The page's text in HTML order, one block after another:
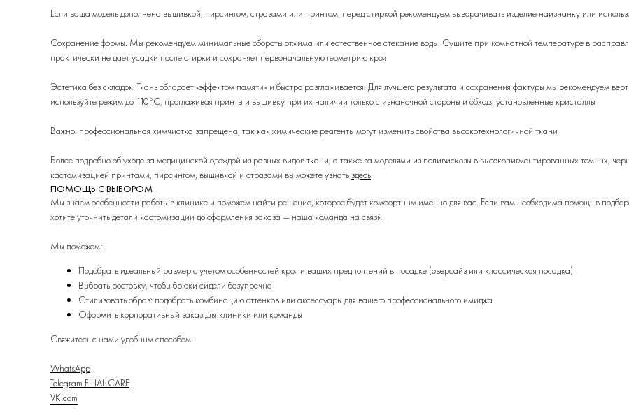
Если ваша модель дополнена вышивкой, пирсингом, стразами или принтом, перед стиркой рекомендуем выворачивать изделие наизнанку или
Сохранение формы. Мы рекомендуем минимальные обороты отжима или естественное стекание воды. Сушите при комнатной температуре в
практически не дает усадки после стирки и сохраняет первоначальную геометрию кроя
Эстетика без складок. Ткань обладает «эффектом памяти» и быстро разглаживается. Для лучшего результата и сохранения фактуры мы рекомендуем
используйте режим до 110°C, проглаживая принты и вышивку при их наличии только с изнаночной стороны и обходя установленные кристаллы
Важно: профессиональная химчистка запрещена, так как химические реагенты могут изменить свойства высокотехнологичной ткани
Более подробно об уходе за медицинской одеждой из разных видов ткани, а также за моделями из поливискозы в высокопигментированных темных,
кастомизацией принтами, пирсингом, вышивкой и стразами вы можете узнать здесь
ПОМОЩЬ С ВЫБОРОМ
Мы знаем особенности работы в клинике и поможем найти решение, которое будет комфортным именно для вас. Если вам необходима помощь в
хотите уточнить детали кастомизации до оформления заказа — наша команда на связи
Мы поможем:
Подобрать идеальный размер с учетом особенностей кроя и ваших предпочтений в посадке (оверсайз или классическая посадка)
Выбрать ростовку, чтобы брюки сидели безупречно
Стилизовать образ: подобрать комбинацию оттенков или аксессуары для вашего профессионального имиджа
Оформить корпоративный заказ для клиники или команды
Свяжитесь с нами удобным способом:
WhatsApp
Telegram FILIAL CARE
VK.com